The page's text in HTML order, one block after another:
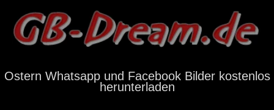
Ostern Whatsapp und Facebook Bilder kostenlos
herunterladen